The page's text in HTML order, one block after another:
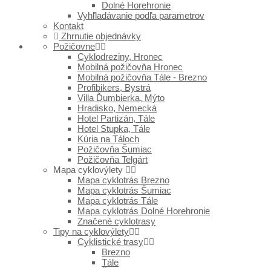
Dolné Horehronie
Vyhľladávanie podľa parametrov
Kontakt
Zhrnutie objednávky
Požičovne
Cyklodreziny, Hronec
Mobilná požičovňa Hronec
Mobilná požičovňa Tále - Brezno
Profibikers, Bystrá
Villa Ďumbierka, Mýto
Hradisko, Nemecká
Hotel Partizán, Tále
Hotel Stupka, Tále
Kúria na Táloch
Požičovňa Šumiac
Požičovňa Telgárt
Mapa cyklovýlety
Mapa cyklotrás Brezno
Mapa cyklotrás Šumiac
Mapa cyklotrás Tále
Mapa cyklotrás Dolné Horehronie
Značené cyklotrasy
Tipy na cyklovýlety
Cyklistické trasy
Brezno
Tále